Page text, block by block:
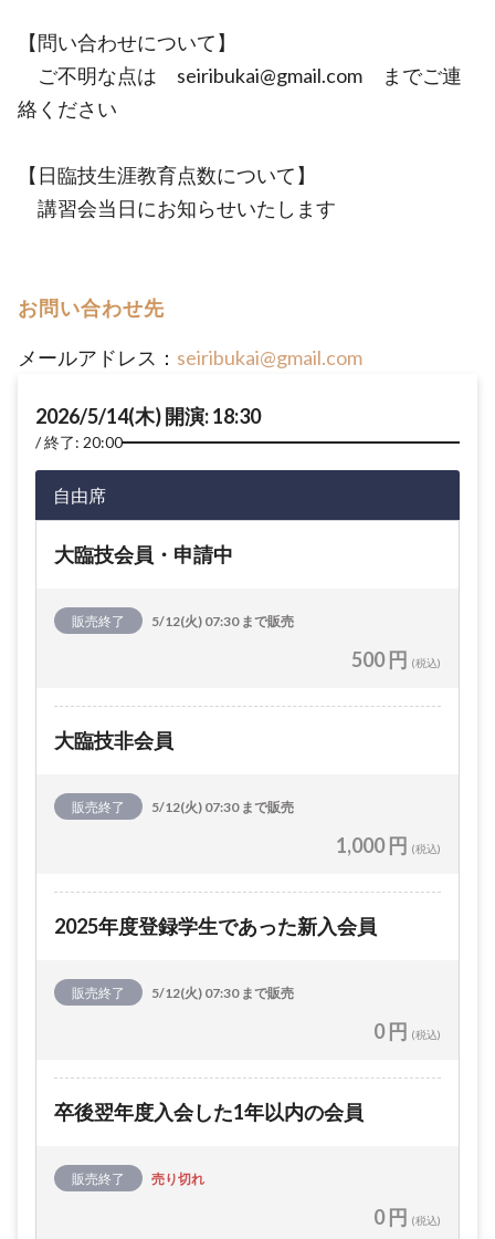
【問い合わせについて】
ご不明な点は seiribukai@gmail.com までご連
絡ください
【日臨技生涯教育点数について】
講習会当日にお知らせいたします
お問い合わせ先
メールアドレス： seiribukai@gmail.com
2026/5/14(木) 開演: 18:30
終了: 20:00
自由席
大臨技会員・申請中
販売終了 5/12(火) 07:30 まで販売
500 円 (税込)
大臨技非会員
販売終了 5/12(火) 07:30 まで販売
1,000 円 (税込)
2025年度登録学生であった新入会員
販売終了 5/12(火) 07:30 まで販売
0 円 (税込)
卒後翌年度入会した1年以内の会員
販売終了 売り切れ
0 円 (税込)